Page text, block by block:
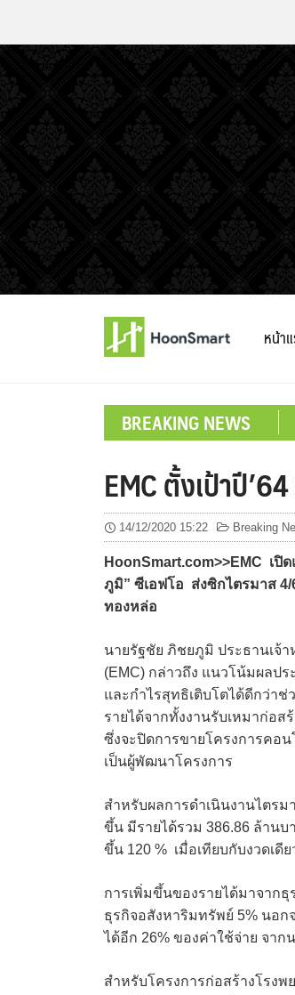
หน้า
BREAKING NEWS
EMC ตั้งเป้าปี
14/12/2020 15:22 Breaking
HoonSmart.com>>EMC เปิ
ภูมิ” ซีเอฟโอ ส่งซิกไตรมาส 4/
ทองหล่อ
นายรัฐชัย ภิชยภูมิ ประธานเจ้
(EMC) กล่าวถึง แนวโน้มผลป
และกำไรสุทธิเติบโตได้ดีกว่าช่
รายได้จากทั้งงานรับเหมาก่อส
ซึ่งจะปิดการขายโครงการคอน
เป็นผู้พัฒนาโครงการ
สำหรับผลการดำเนินงานไตร
ขึ้น มีรายได้รวม 386.86 ล้านบ
ขึ้น 120 % เมื่อเทียบกับงวดเดี
การเพิ่มขึ้นของรายได้มาจาก
ธุรกิจอสังหาริมทรัพย์ 5% นอก
ได้อีก 26% ของค่าใช้จ่าย จา
สำหรับโครงการก่อสร้างโรง